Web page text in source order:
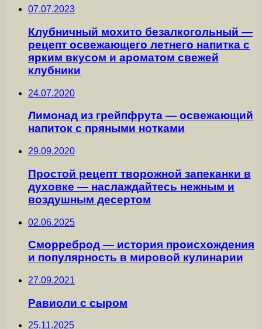
07.07.2023
Клубничный мохито безалкогольный —
рецепт освежающего летнего напитка с
ярким вкусом и ароматом свежей
клубники
24.07.2020
Лимонад из грейпфрута — освежающий
напиток с пряными нотками
29.09.2020
Простой рецепт творожной запеканки в
духовке — наслаждайтесь нежным и
воздушным десертом
02.06.2025
Сморреброд — история происхождения
и популярность в мировой кулинарии
27.09.2021
Равиоли с сыром
25.11.2025